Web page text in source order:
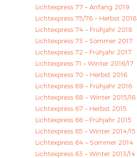
Lichtexpress 77 – Anfang 2019
Lichtexpress 75/76 – Herbst 2018
Lichtexpress 74 – Frühjahr 2018
Lichtexpress 73 – Sommer 2017
Lichtexpress 72 – Frühjahr 2017
Lichtexpress 71 – Winter 2016/17
Lichtexpress 70 – Herbst 2016
Lichtexpress 69 – Frühjahr 2016
Lichtexpress 68 – Winter 2015/16
Lichtexpress 67 – Herbst 2015
Lichtexpress 66 – Frühjahr 2015
Lichtexpress 65 – Winter 2014/15
Lichtexpress 64 – Sommer 2014
Lichtexpress 63 – Winter 2013/14